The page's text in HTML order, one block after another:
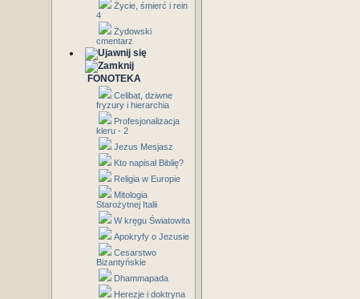
Życie, śmierć i rein
4
Żydowski
cmentarz
FONOTEKA
Celibat, dziwne
fryzury i hierarchia
Profesjonalizacja
kleru - 2
Jezus Mesjasz
Kto napisał Biblię?
Religia w Europie
Mitologia
Starożytnej Italii
W kręgu Światowita
Apokryfy o Jezusie
Cesarstwo
Bizantyńskie
Dhammapada
Herezje i doktryna